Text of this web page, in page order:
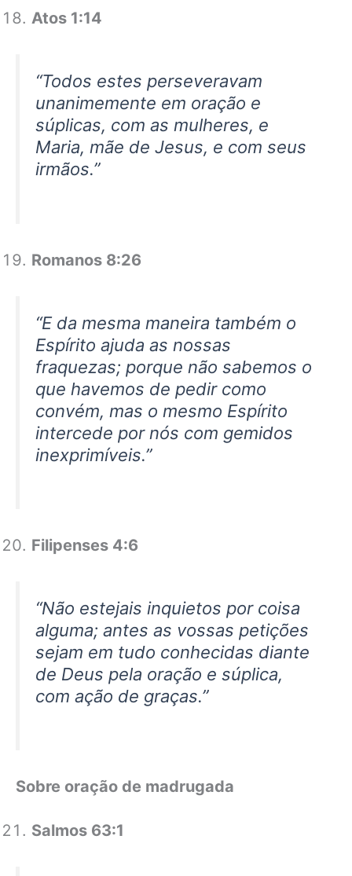
Atos 1:14
“Todos estes perseveravam
unanimemente em oração e
súplicas, com as mulheres, e
Maria, mãe de Jesus, e com seus
irmãos.”
Romanos 8:26
“E da mesma maneira também o
Espírito ajuda as nossas
fraquezas; porque não sabemos o
que havemos de pedir como
convém, mas o mesmo Espírito
intercede por nós com gemidos
inexprimíveis.”
Filipenses 4:6
“Não estejais inquietos por coisa
alguma; antes as vossas petições
sejam em tudo conhecidas diante
de Deus pela oração e súplica,
com ação de graças.”
Sobre oração de madrugada
Salmos 63:1